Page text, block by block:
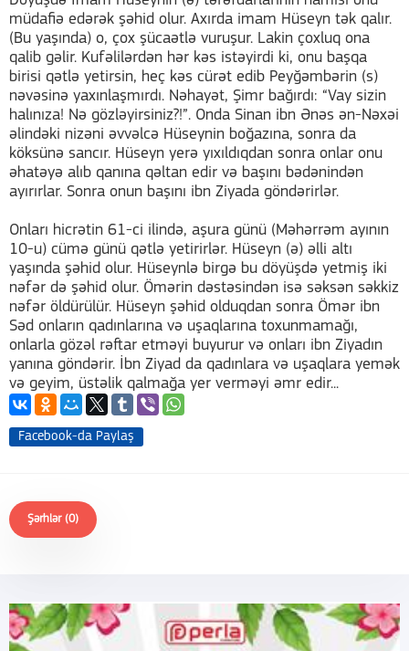
müdafiə edərək şəhid olur. Axırda imam Hüseyn tək qalır.
(Bu yaşında) o, çox şücaətlə vuruşur. Lakin çoxluq ona
qalib gəlir. Kufəlilərdən hər kəs istəyirdi ki, onu başqa
birisi qətlə yetirsin, heç kəs cürət edib Peyğəmbərin (s)
nəvəsinə yaxınlaşmırdı. Nəhayət, Şimr bağırdı: “Vay sizin
halınıza! Nə gözləyirsiniz?!”. Onda Sinan ibn Ənəs ən-Nəxəi
əlindəki nizəni əvvəlcə Hüseynin boğazına, sonra da
köksünə sancır. Hüseyn yerə yıxıldıqdan sonra onlar onu
əhatəyə alıb qanına qəltan edir və başını bədənindən
ayırırlar. Sonra onun başını ibn Ziyada göndərirlər.
Onları hicrətin 61-ci ilində, aşura günü (Məhərrəm ayının
10-u) cümə günü qətlə yetirirlər. Hüseyn (ə) əlli altı
yaşında şəhid olur. Hüseynlə birgə bu döyüşdə yetmiş iki
nəfər də şəhid olur. Ömərin dəstəsindən isə səksən səkkiz
nəfər öldürülür. Hüseyn şəhid olduqdan sonra Ömər ibn
Səd onların qadınlarına və uşaqlarına toxunmamağı,
onlarla gözəl rəftar etməyi buyurur və onları ibn Ziyadın
yanına göndərir. İbn Ziyad da qadınlara və uşaqlara yemək
və geyim, üstəlik qalmağa yer verməyi əmr edir...
Facebook-da Paylaş
Şərhlər (0)